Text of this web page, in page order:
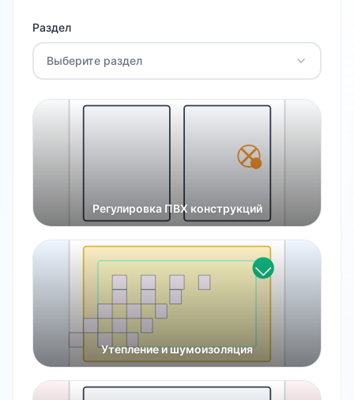
Раздел
Выберите раздел
Регулировка ПВХ конструкций
Утепление и шумоизоляция